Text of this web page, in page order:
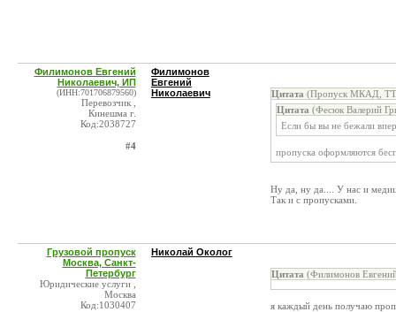
Филимонов Евгений
Николаевич, ИП
(ИНН:701706879560)
Перевозчик ,
Кинешма г.
Код:2038727
#4
Филимонов
Евгений
Николаевич
Цитата (Пропуск МКАД,
Цитата (Фесюк Валерий
Если бы вы не бежали
пропуска оформляются
Ну да, ну да.... У нас и
Так и с пропусками.
Грузовой пропуск
Москва, Санкт-
Петербург
Юридические услуги ,
Москва
Код:1030407
Николай Околог
Цитата (Филимонов
я каждый день получаю